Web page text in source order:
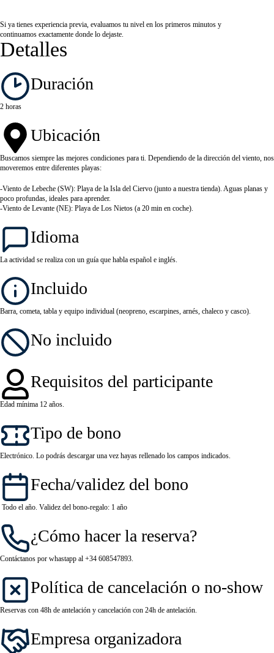
Si ya tienes experiencia previa, evaluamos tu nivel en los primeros minutos y
continuamos exactamente donde lo dejaste.
Detalles
Duración
2 horas
Ubicación
Buscamos siempre las mejores condiciones para ti. Dependiendo de la dirección del viento, nos
moveremos entre diferentes playas:
-Viento de Lebeche (SW): Playa de la Isla del Ciervo (junto a nuestra tienda). Aguas planas y
poco profundas, ideales para aprender.
-Viento de Levante (NE): Playa de Los Nietos (a 20 min en coche).
Idioma
La actividad se realiza con un guía que habla español e inglés.
Incluido
Barra, cometa, tabla y equipo individual (neopreno, escarpines, arnés, chaleco y casco).
No incluido
Requisitos del participante
Edad mínima 12 años.
Tipo de bono
Electrónico. Lo podrás descargar una vez hayas rellenado los campos indicados.
Fecha/validez del bono
Todo el año. Validez del bono-regalo: 1 año
¿Cómo hacer la reserva?
Contáctanos por whastapp al +34 608547893.
Política de cancelación o no-show
Reservas con 48h de antelación y cancelación con 24h de antelación.
Empresa organizadora